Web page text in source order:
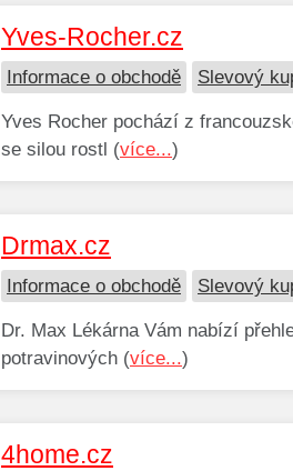
Yves-Rocher.cz
Informace o obchodě Slevový
Yves Rocher pochází z
se silou rostl (více...)
Drmax.cz
Informace o obchodě Slevový
Dr. Max Lékárna Vám nabízí
potravinových (více...)
4home.cz